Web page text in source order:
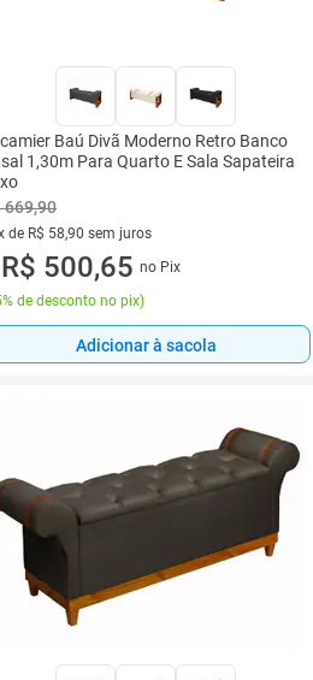
Baú Divã Moderno Retro Banco
1,30m Para Quarto E Sala Sapateira
669,90
de R$ 58,90 sem juros
vez de R$ 58,90 sem juros
R$ 500,65 no Pix
de desconto no pix)
Adicionar à sacola